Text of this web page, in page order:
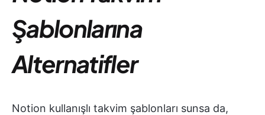
Şablonlarına
Alternatifler
Notion kullanışlı takvim şablonları sunsa da,